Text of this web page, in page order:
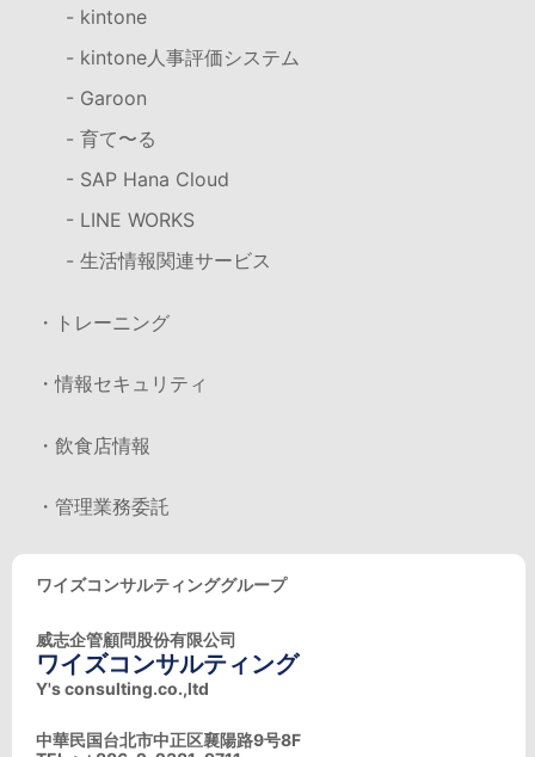
- kintone
- kintone人事評価システム
- Garoon
- 育て〜る
- SAP Hana Cloud
- LINE WORKS
- 生活情報関連サービス
・トレーニング
・情報セキュリティ
・飲食店情報
・管理業務委託
ワイズコンサルティンググループ
威志企管顧問股份有限公司
ワイズコンサルティング
Y's consulting.co.,ltd
中華民国台北市中正区襄陽路9号8F